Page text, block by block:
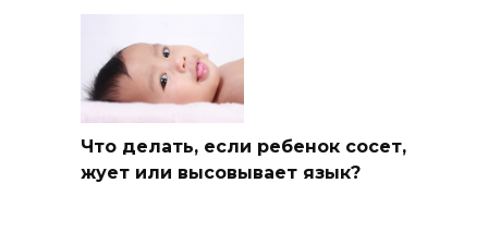
Что делать, если ребенок сосет,
жует или высовывает язык?